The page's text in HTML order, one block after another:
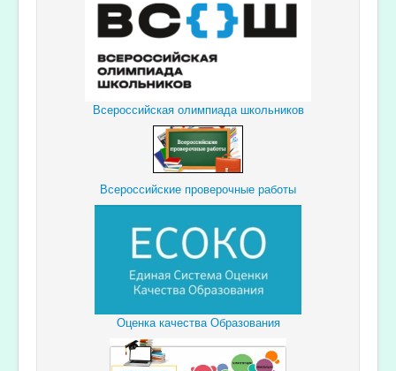
Всероссийская олимпиада школьников
Всероссийские проверочные работы
Оценка качества Образования